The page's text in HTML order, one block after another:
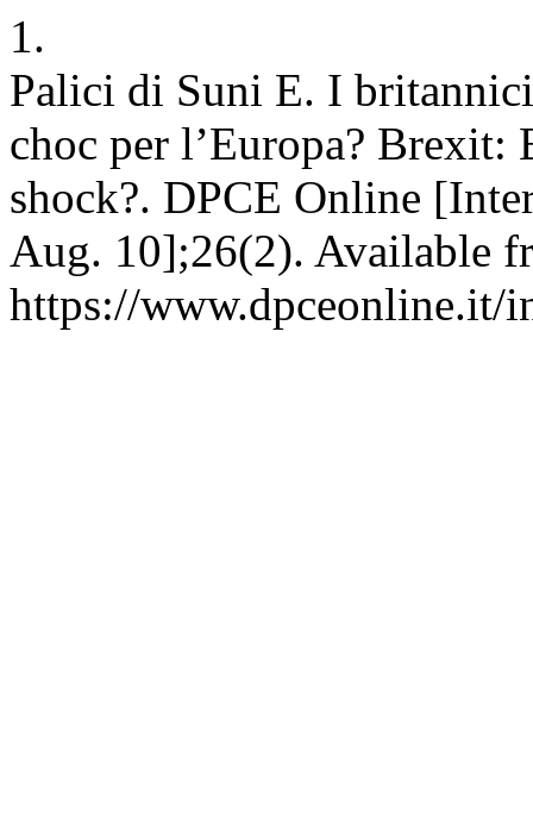
1.
Palici di Suni E. I
choc per l’Europa? Brexit:
shock?. DPCE Online
Aug. 10];26(2). Available
https://www.dpceonline.it/